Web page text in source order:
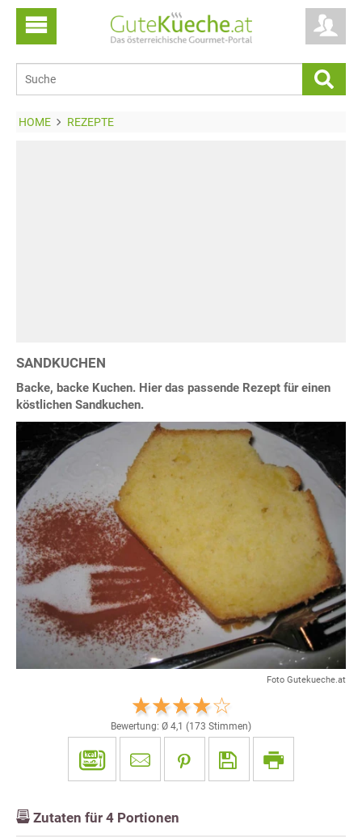
HOME REZEPTE
SANDKUCHEN
Backe, backe Kuchen. Hier das passende Rezept für einen
köstlichen Sandkuchen.
Foto Gutekueche.at
Bewertung: Ø 4,1 (173 Stimmen)
Zutaten für 4 Portionen